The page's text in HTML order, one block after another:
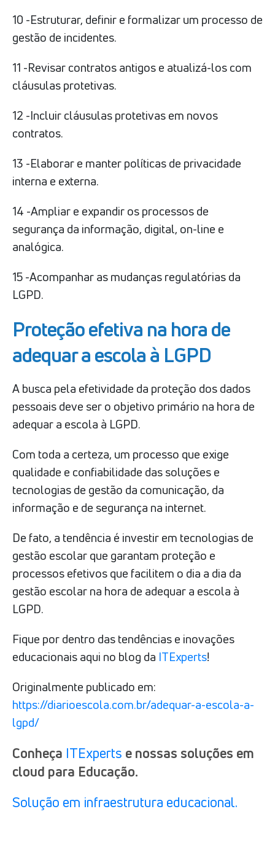
10 -Estruturar, definir e formalizar um processo de
gestão de incidentes.
11 -Revisar contratos antigos e atualizá-los com
cláusulas protetivas.
12 -Incluir cláusulas protetivas em novos
contratos.
13 -Elaborar e manter políticas de privacidade
interna e externa.
14 -Ampliar e expandir os processos de
segurança da informação, digital, on-line e
analógica.
15 -Acompanhar as mudanças regulatórias da
LGPD.
Proteção efetiva na hora de
adequar a escola à LGPD
A busca pela efetividade da proteção dos dados
pessoais deve ser o objetivo primário na hora de
adequar a escola à LGPD.
Com toda a certeza, um processo que exige
qualidade e confiabilidade das soluções e
tecnologias de gestão da comunicação, da
informação e de segurança na internet.
De fato, a tendência é investir em tecnologias de
gestão escolar que garantam proteção e
processos efetivos que facilitem o dia a dia da
gestão escolar na hora de adequar a escola à
LGPD.
Fique por dentro das tendências e inovações
educacionais aqui no blog da ITExperts!
Originalmente publicado em:
https://diarioescola.com.br/adequar-a-escola-a-
lgpd/
Conheça ITExperts e nossas soluções em
cloud para Educação.
Solução em infraestrutura educacional.